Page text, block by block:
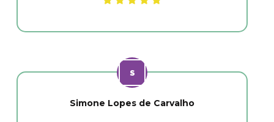
Simone Lopes de Carvalho